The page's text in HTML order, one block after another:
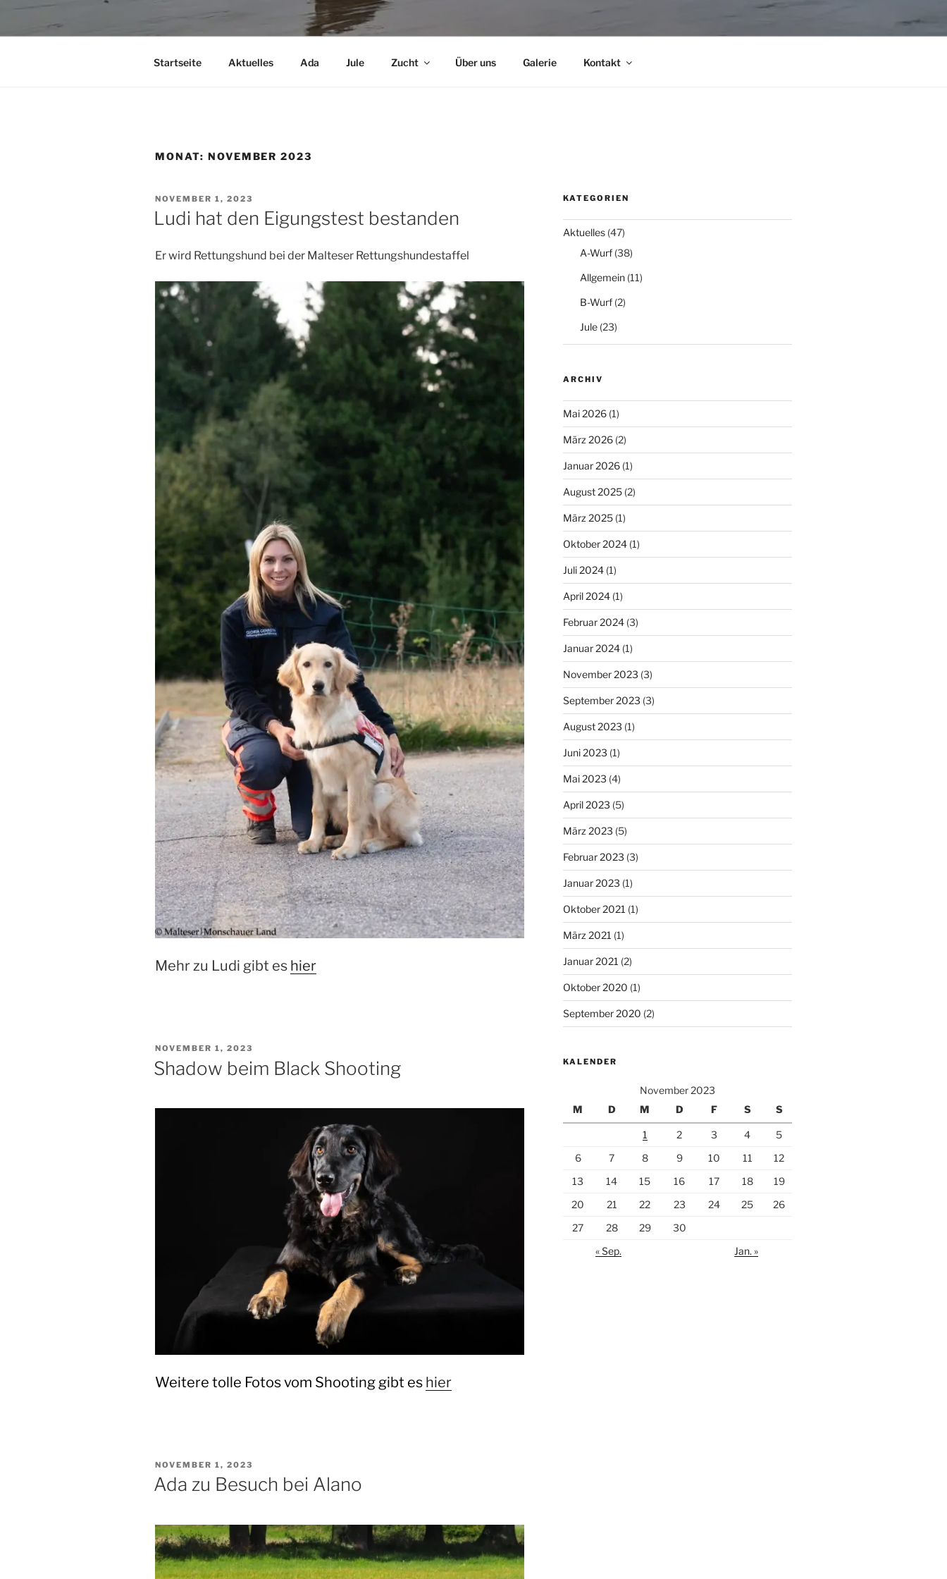
Startseite Aktuelles Ada Jule Zucht Über uns Galerie Kontakt
MONAT: NOVEMBER 2023
VERÖFFENTLICHT
AM
NOVEMBER 1, 2023
Ludi hat den Eigungstest bestanden
Er wird Rettungshund bei der Malteser Rettungshundestaffel
Mehr zu Ludi gibt es hier
VERÖFFENTLICHT
AM
NOVEMBER 1, 2023
Shadow beim Black Shooting
Weitere tolle Fotos vom Shooting gibt es hier
VERÖFFENTLICHT
AM
NOVEMBER 1, 2023
Ada zu Besuch bei Alano
KATEGORIEN
Aktuelles(47)
A-Wurf(38)
Allgemein(11)
B-Wurf(2)
Jule(23)
ARCHIV
Mai 2026(1)
März 2026(2)
Januar 2026(1)
August 2025(2)
März 2025(1)
Oktober 2024(1)
Juli 2024(1)
April 2024(1)
Februar 2024(3)
Januar 2024(1)
November 2023 (3)
September 2023 (3)
August 2023 (1)
Juni 2023 (1)
Mai 2023 (4)
April 2023 (5)
März 2023 (5)
Februar 2023 (3)
Januar 2023 (1)
Oktober 2021 (1)
März 2021 (1)
Januar 2021 (2)
Oktober 2020 (1)
September 2020 (2)
KALENDER
November 2023
M
D M D F S S
1 2 3 4
5
6
7 8 9 10 11
12
13
14 15 16 17 18
19
20
21 22 23 24 25
26
27
28 29
30
« Sep.
Jan. »